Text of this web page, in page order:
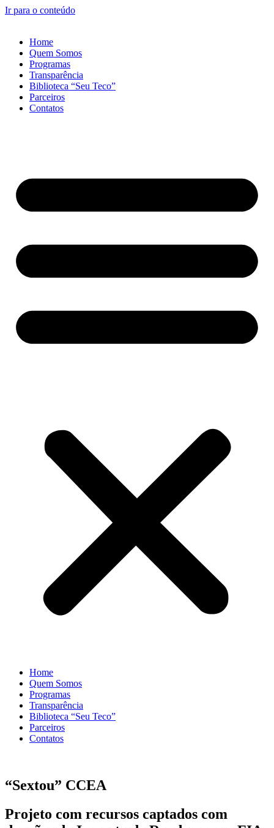
Ir para o conteúdo
Home
Quem Somos
Programas
Transparência
Biblioteca “Seu Teco”
Parceiros
Contatos
Home
Quem Somos
Programas
Transparência
Biblioteca “Seu Teco”
Parceiros
Contatos
“Sextou” CCEA
Projeto com recursos captados com